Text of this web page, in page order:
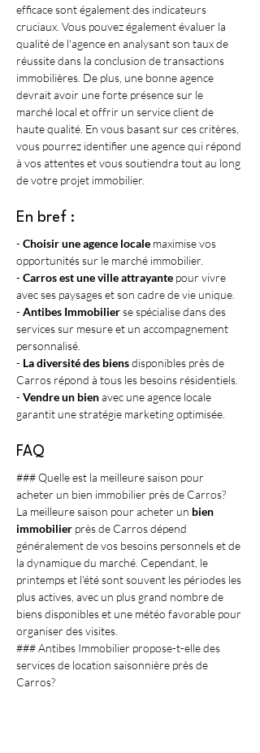
efficace sont également des indicateurs
cruciaux. Vous pouvez également évaluer la
qualité de l'agence en analysant son taux de
réussite dans la conclusion de transactions
immobilières. De plus, une bonne agence
devrait avoir une forte présence sur le
marché local et offrir un service client de
haute qualité. En vous basant sur ces critères,
vous pourrez identifier une agence qui répond
à vos attentes et vous soutiendra tout au long
de votre projet immobilier.
En bref :
- Choisir une agence locale maximise vos
opportunités sur le marché immobilier.
- Carros est une ville attrayante pour vivre
avec ses paysages et son cadre de vie unique.
- Antibes Immobilier se spécialise dans des
services sur mesure et un accompagnement
personnalisé.
- La diversité des biens disponibles près de
Carros répond à tous les besoins résidentiels.
- Vendre un bien avec une agence locale
garantit une stratégie marketing optimisée.
FAQ
### Quelle est la meilleure saison pour
acheter un bien immobilier près de Carros?
La meilleure saison pour acheter un bien
immobilier près de Carros dépend
généralement de vos besoins personnels et de
la dynamique du marché. Cependant, le
printemps et l'été sont souvent les périodes les
plus actives, avec un plus grand nombre de
biens disponibles et une météo favorable pour
organiser des visites.
### Antibes Immobilier propose-t-elle des
services de location saisonnière près de
Carros?